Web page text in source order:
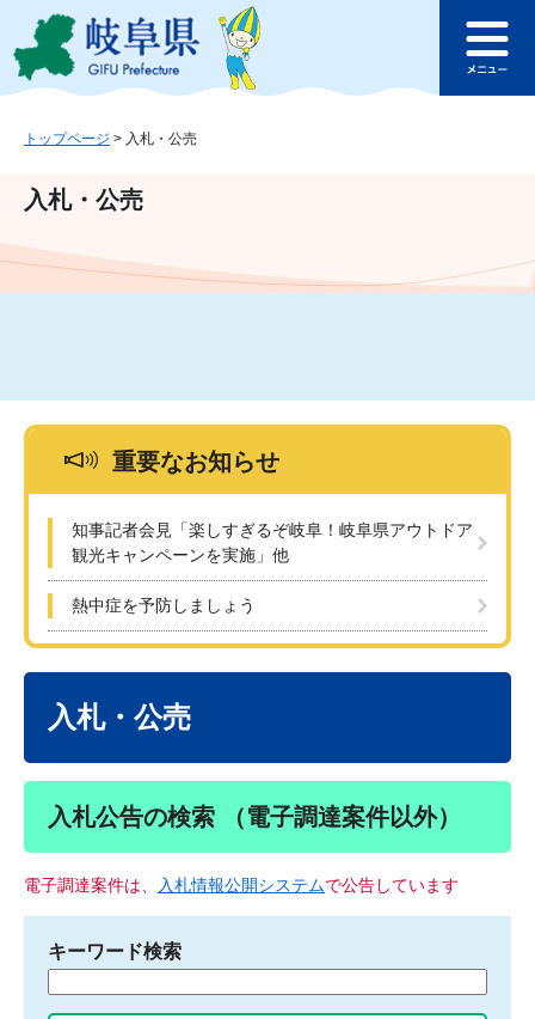
ジ
ュ
文
このページの本文へ
ュ
トップページ > 入札・公売
入札・公売
重要なお知らせ
知事記者会見「楽しすぎるぞ岐阜！岐阜県アウトドア
観光キャンペーンを実施」他
熱中症を予防しましょう
入札・公売
入札公告の検索 （電子調達案件以外）
電子調達案件は、 入札情報公開システムで公告しています
キーワード検索